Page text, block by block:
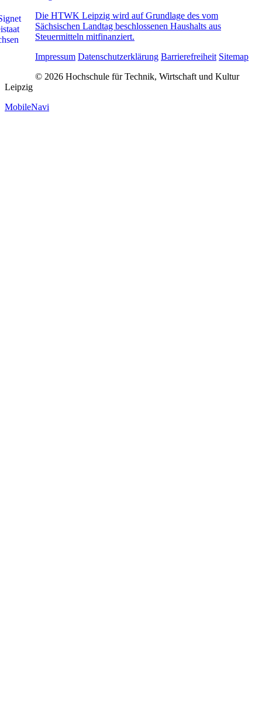
Die HTWK Leipzig wird auf Grundlage des vom
Sächsischen Landtag beschlossenen Haushalts aus
Steuermitteln mitfinanziert.
Impressum Datenschutzerklärung Barrierefreiheit Sitemap
© 2026 Hochschule für Technik, Wirtschaft und Kultur
Leipzig
MobileNavi